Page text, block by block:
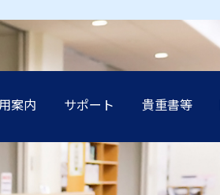
案内 サポート 貴重書等